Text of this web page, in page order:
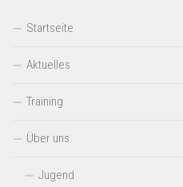
Startseite
Aktuelles
Training
Über uns
Jugend